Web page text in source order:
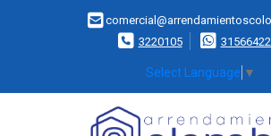
3220105
Select Language ▼